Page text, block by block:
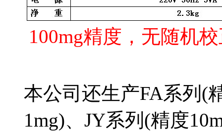
100mg精度，无随机
本公司还生产FA系列(
1mg)、JY系列(精度